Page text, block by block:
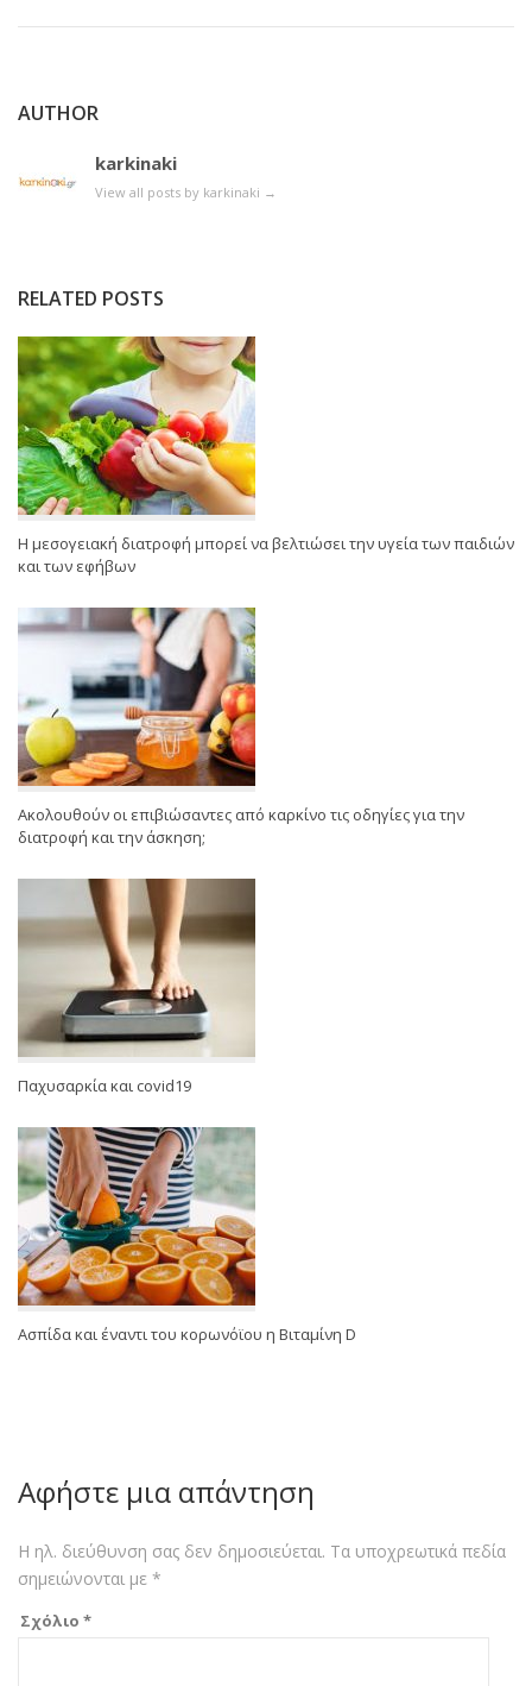
AUTHOR
karkinaki
View all posts by karkinaki →
RELATED POSTS
Η μεσογειακή διατροφή μπορεί να βελτιώσει την υγεία των παιδιών
και των εφήβων
Ακολουθούν οι επιβιώσαντες από καρκίνο τις οδηγίες για την
διατροφή και την άσκηση;
Παχυσαρκία και covid19
Ασπίδα και έναντι του κορωνόϊου η Βιταμίνη D
Αφήστε μια απάντηση
Η ηλ. διεύθυνση σας δεν δημοσιεύεται. Τα υποχρεωτικά πεδία
σημειώνονται με *
Σχόλιο *